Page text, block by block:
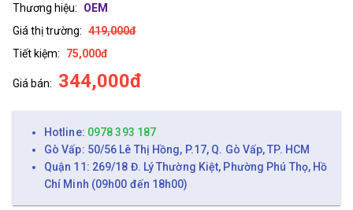
Thương hiệu:
OEM
Giá thị trường: 419,000đ
Tiết kiệm:
75,000đ
Giá bán: 344,000đ
Hotline: 0978 393 187
Gò Vấp: 50/56 Lê Thị Hồng, P.17, Q. Gò Vấp, TP. HCM
Quận 11: 269/18 Đ. Lý Thường Kiệt, Phường Phú Thọ, Hồ
Chí Minh (09h00 đến 18h00)